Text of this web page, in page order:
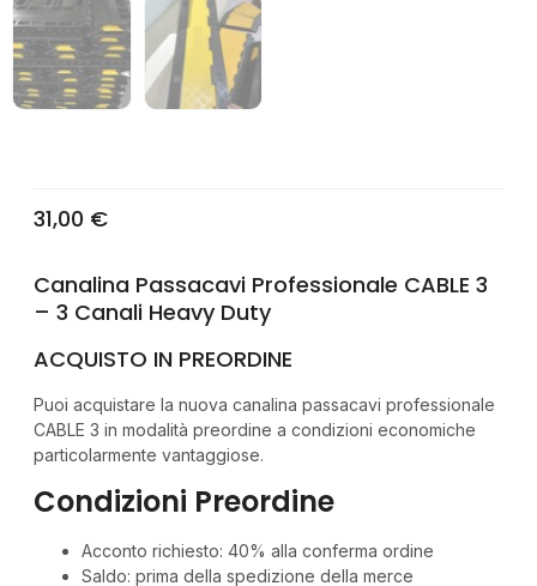
31,00 €
Canalina Passacavi Professionale CABLE 3
– 3 Canali Heavy Duty
ACQUISTO IN PREORDINE
Puoi acquistare la nuova canalina passacavi professionale
CABLE 3 in modalità preordine a condizioni economiche
particolarmente vantaggiose.
Condizioni Preordine
Acconto richiesto: 40% alla conferma ordine
Saldo: prima della spedizione della merce